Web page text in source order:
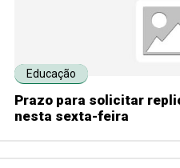
Educação
Prazo para solicitar
nesta sexta-feira